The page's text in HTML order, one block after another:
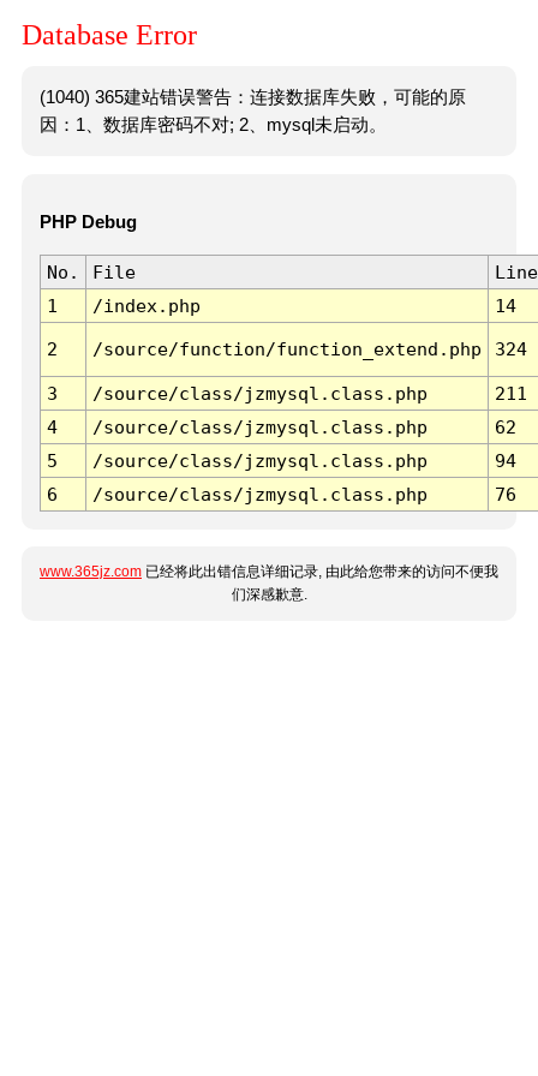
Database Error
(1040) 365建站错误警告：连接数据库失败，可能的原
因：1、数据库密码不对; 2、mysql未启动。
PHP Debug
No. File
Line
1
/index.php 14
2 /source/function/function_extend.php 324
3 /source/class/jzmysql.class.php
211
4
/source/class/jzmysql.class.php
62
5
/source/class/jzmysql.class.php
94
6
/source/class/jzmysql.class.php 76
www.365jz.com 已经将此出错信息详细记录, 由此给您带来的访问不便我
们深感歉意.